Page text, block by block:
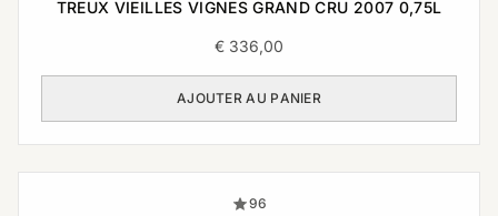
TREUX VIEILLES VIGNES GRAND CRU 2007 0,75L
€ 336,00
AJOUTER AU PANIER
96